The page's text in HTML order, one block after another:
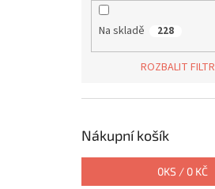
Na skladě 228
ROZBALIT FILTR
Nákupní košík
0KS / 0 KČ